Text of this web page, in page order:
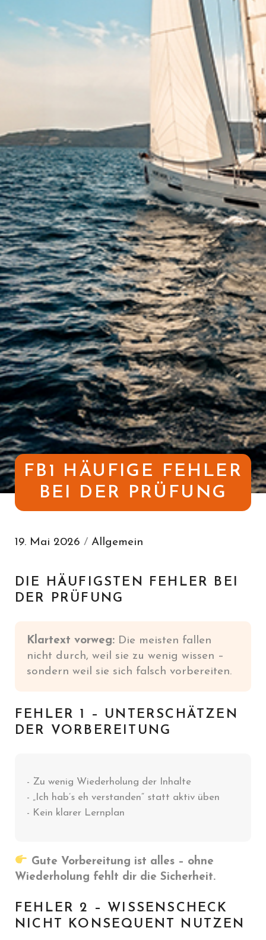
FB1 HÄUFIGE FEHLER
BEI DER PRÜFUNG
19. Mai 2026 / Allgemein
DIE HÄUFIGSTEN FEHLER BEI
DER PRÜFUNG
Klartext vorweg: Die meisten fallen
nicht durch, weil sie zu wenig wissen –
sondern weil sie sich falsch vorbereiten.
FEHLER 1 – UNTERSCHÄTZEN
DER VORBEREITUNG
- Zu wenig Wiederholung der Inhalte
- „Ich hab’s eh verstanden“ statt aktiv üben
- Kein klarer Lernplan
Gute Vorbereitung ist alles – ohne
Wiederholung fehlt dir die Sicherheit.
FEHLER 2 – WISSENSCHECK
NICHT KONSEQUENT NUTZEN